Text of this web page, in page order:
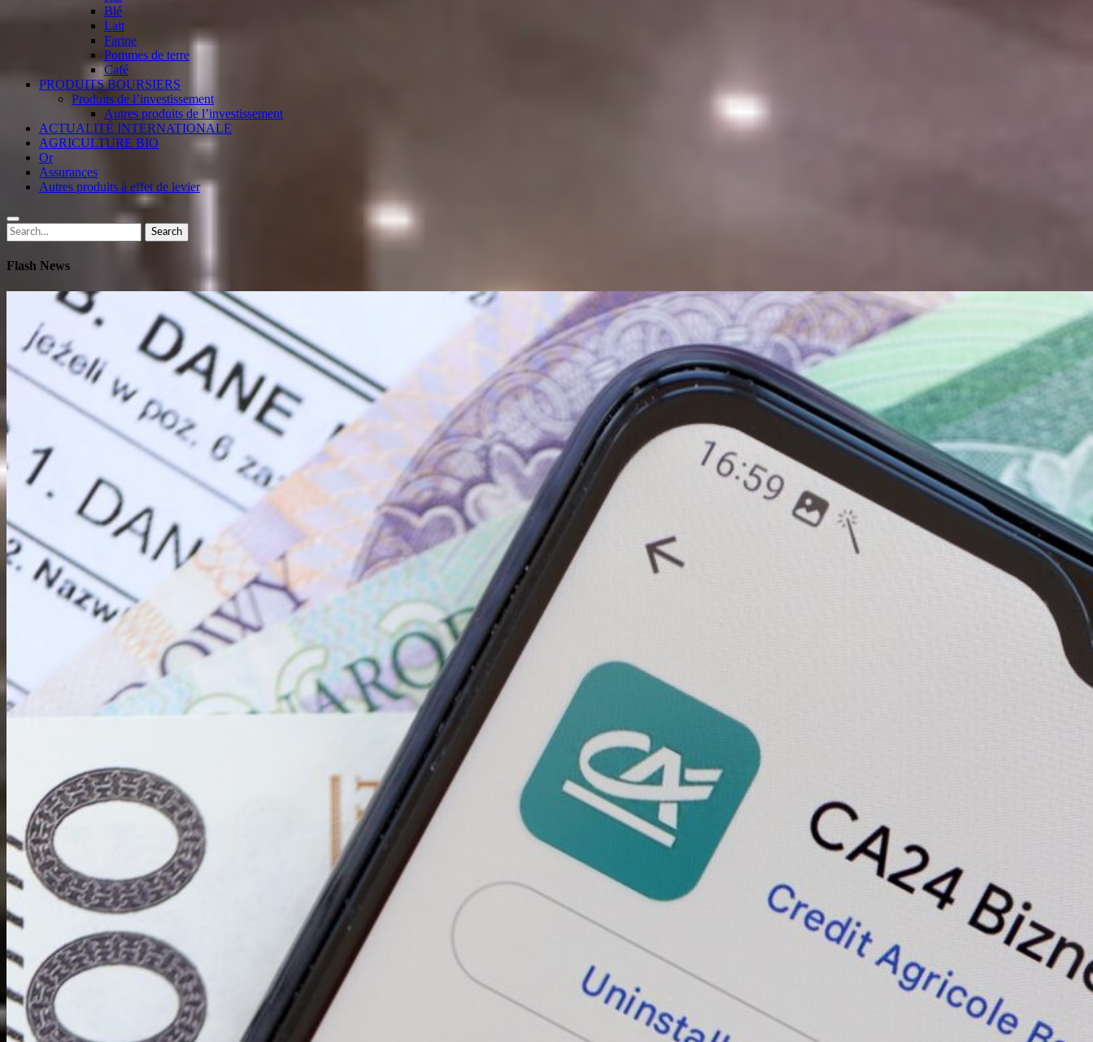
Blé
Lait
Farine
Pommes de terre
Café
PRODUITS BOURSIERS
Produits de l’investissement
Autres produits de l’investissement
ACTUALITÉ INTERNATIONALE
AGRICULTURE BIO
Or
Assurances
Autres produits à effet de levier
Search
for:
Search
Flash News